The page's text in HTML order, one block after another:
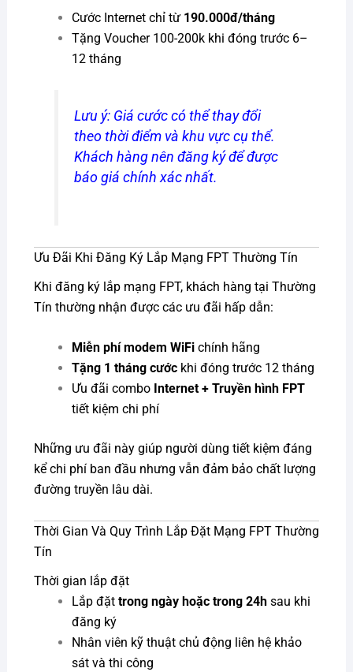
Cước Internet chỉ từ 190.000đ/tháng
Tặng Voucher 100-200k khi đóng trước 6–
12 tháng
Lưu ý: Giá cước có thể thay đổi
theo thời điểm và khu vực cụ thể.
Khách hàng nên đăng ký để được
báo giá chính xác nhất.
Ưu Đãi Khi Đăng Ký Lắp Mạng FPT Thường Tín
Khi đăng ký lắp mạng FPT, khách hàng tại Thường
Tín thường nhận được các ưu đãi hấp dẫn:
Miễn phí modem WiFichính hãng
Tặng 1 tháng cướckhi đóng trước 12 tháng
Ưu đãi combo Internet + Truyền hình FPT
tiết kiệm chi phí
Những ưu đãi này giúp người dùng tiết kiệm đáng
kể chi phí ban đầu nhưng vẫn đảm bảo chất lượng
đường truyền lâu dài.
Thời Gian Và Quy Trình Lắp Đặt Mạng FPT Thường
Tín
Thời gian lắp đặt
Lắp đặt trong ngày hoặc trong 24hsau khi
đăng ký
Nhân viên kỹ thuật chủ động liên hệ khảo
sát và thi công